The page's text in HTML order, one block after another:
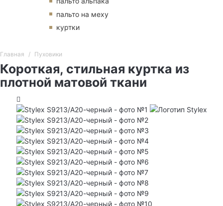
пальто на меху
куртки
Главная Пуховики
Короткая, стильная куртка из
плотной матовой ткани